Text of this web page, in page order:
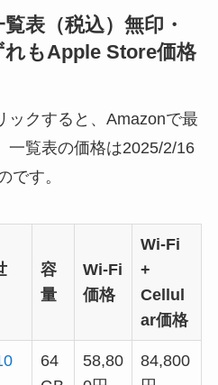
表（税込）無印・
もApple Store価格
ックすると、Amazonで最
一覧表の価格は2025/2/16
です。
容
量
Wi-Fi
価格
Wi-Fi
+
Cellul
ar価格
64
58,80
84,800